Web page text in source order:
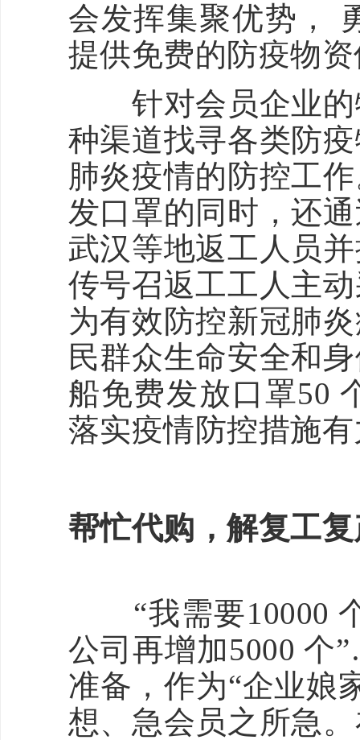
会发挥集聚优势，
提供免费的防疫物
针对会员企业的
种渠道找寻各类防
肺炎疫情的防控工
发口罩的同时，还
武汉等地返工人员
传号召返工工人主
为有效防控新冠肺
民群众生命安全和
船免费发放口罩50
落实疫情防控措施
帮忙代购，解复工
“我需要10000 个
公司再增加5000
准备，作为“企业娘
想、急会员之所急